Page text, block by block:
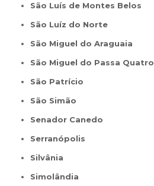
São Luís de Montes Belos
São Luíz do Norte
São Miguel do Araguaia
São Miguel do Passa Quatro
São Patrício
São Simão
Senador Canedo
Serranópolis
Silvânia
Simolândia